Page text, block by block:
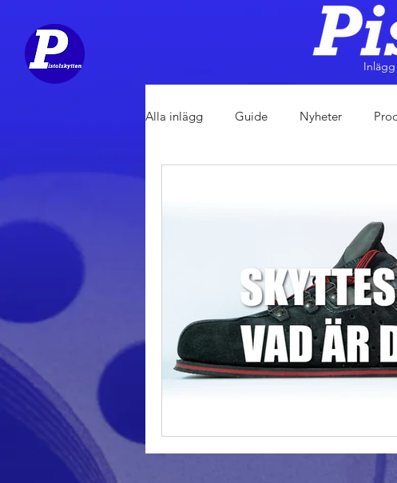
Inlägg
Alla inlägg Guide Nyheter